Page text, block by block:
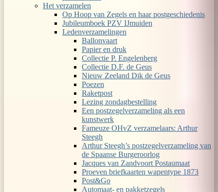
Het verzamelen
Op Hoop van Zegels en haar postgeschiedenis
Jubileumboek PZV IJmuiden
Ledenverzamelingen
Ballonvaart
Papier en druk
Collectie P. Engelenberg
Collectie D.F. de Geus
Nieuw Zeeland Dik de Geus
Poezen
Raketpost
Lezing zondagbestelling
Een postzegelverzameling als een
kunstwerk
Fameuze OHvZ verzamelaars: Arthur
Steegh
Arthur Steegh’s postzegelverzameling van
de Spaanse Burgeroorlog
Jacques van Zandvoort Postaumaat
Proeven briefkaarten wapentype 1873
Post&Go
Automaat- en pakketzegels